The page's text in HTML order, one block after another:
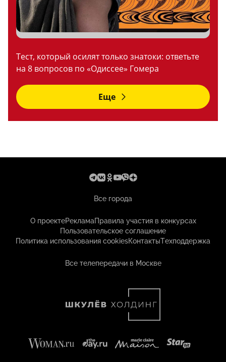
Тест, который осилят только знатоки: ответьте
на 8 вопросов по «Одиссее» Гомера
Еще
Все города
О проектеРекламаПравила участия в конкурсах
Пользовательское соглашение
Политика использования cookiesКонтактыТехподдержка
Все телепередачи в Москве